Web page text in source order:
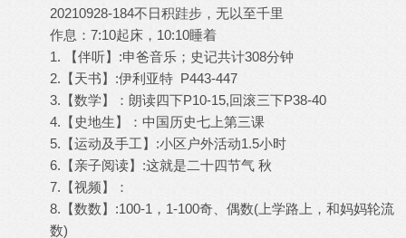
20210928-184不日积跬步，无以至千里
作息：7:10起床，10:10睡着
1. 【伴听】:申爸音乐；史记共计308分钟
2.【天书】:伊利亚特 P443-447
3.【数学】：朗读四下P10-15,回滚三下P38-40
4.【史地生】：中国历史七上第三课
5.【运动及手工】:小区户外活动1.5小时
6.【亲子阅读】:这就是二十四节气 秋
7.【视频】：
8.【数数】:100-1，1-100奇、偶数(上学路上，和妈妈轮流
数)